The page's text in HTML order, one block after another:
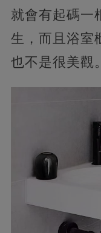
就會有起碼一
生，而且浴室
也不是很美觀。